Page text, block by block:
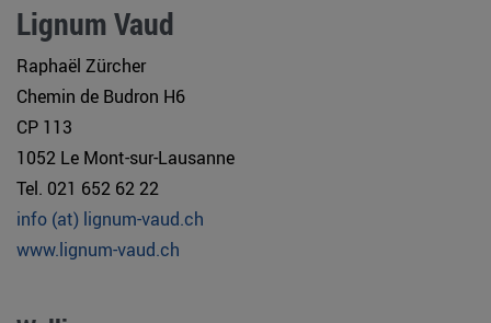
Lignum Vaud
Raphaël Zürcher
Chemin de Budron H6
CP 113
1052 Le Mont-sur-Lausanne
Tel. 021 652 62 22
info (at) lignum-vaud.ch
www.lignum-vaud.ch